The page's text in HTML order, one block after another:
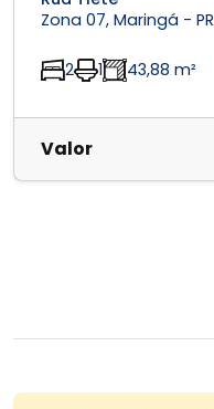
Zona 07, Maringá - PR
2 1 43,88 m²
Valor